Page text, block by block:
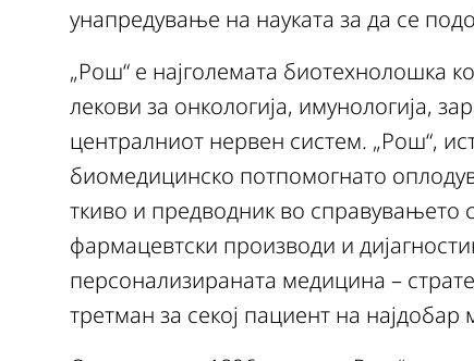
унапредување на науката за да се
„Рош“ е најголемата биотехнолошка
лекови за онкологија, имунологија,
централниот нервен систем. „Рош“,
биомедицинско потпомогнато
ткиво и предводник во справувањето
фармацевтски производи и
персонализираната медицина –
третман за секој пациент на